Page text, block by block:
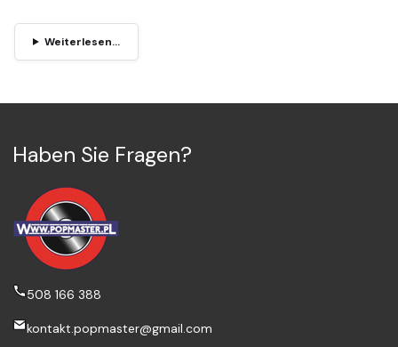
Weiterlesen...
Haben Sie Fragen?
508 166 388
kontakt.popmaster@gmail.com